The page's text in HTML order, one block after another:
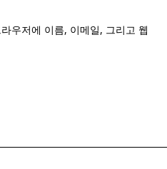
우저에 이름, 이메일, 그리고 웹